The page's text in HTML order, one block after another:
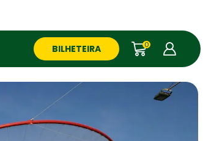
BILHETEIRA 0